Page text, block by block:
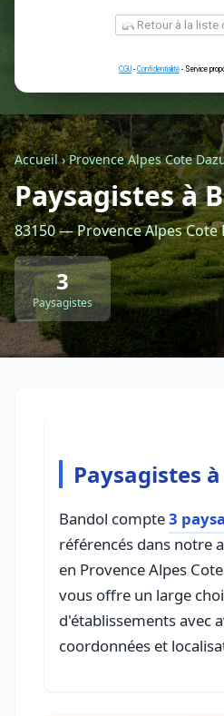
Retour
CGU-Confidentialité
Accueil›Provence Alpes Cote
Paysagistes à
83150 — Provence Alpes Cote
3
Paysagistes
Paysagistes
Bandol compte3
référencés dans notre
en Provence Alpes
vous offre un large
d'établissements avec
coordonnées et